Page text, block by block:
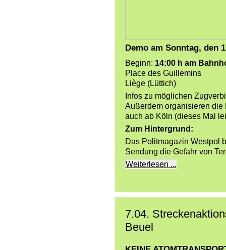
Demo am Sonntag, den
Beginn: 14:00 h am
Place des Guillemins
Liège (Lüttich)
Infos zu möglichen
Außerdem organisieren
auch ab Köln (dieses Mal
Zum Hintergrund:
Das Politmagazin Westpol
Sendung die Gefahr von
Weiterlesen ...
7.04.
Beuel